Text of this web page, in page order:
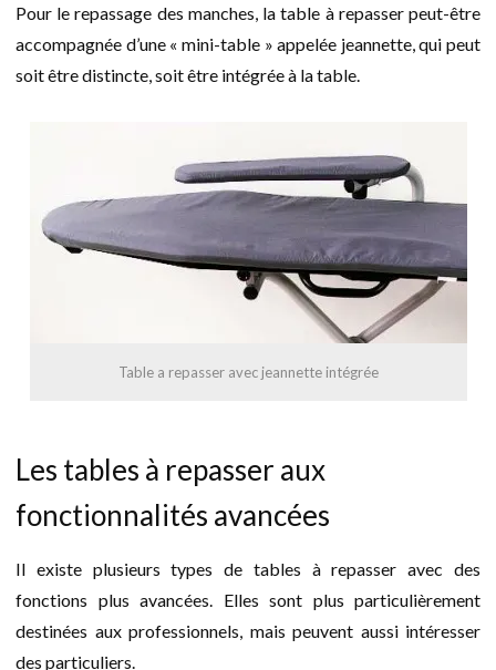
Pour le repassage des manches, la table à repasser peut-être
accompagnée d’une « mini-table » appelée jeannette, qui peut
soit être distincte, soit être intégrée à la table.
Table a repasser avec jeannette intégrée
Les tables à repasser aux
fonctionnalités avancées
Il existe plusieurs types de tables à repasser avec des
fonctions plus avancées. Elles sont plus particulièrement
destinées aux professionnels, mais peuvent aussi intéresser
des particuliers.